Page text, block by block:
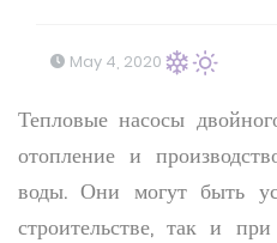
May 4, 2020
Тепловые насосы
отопление и
воды. Они могут быть
строительстве, так и